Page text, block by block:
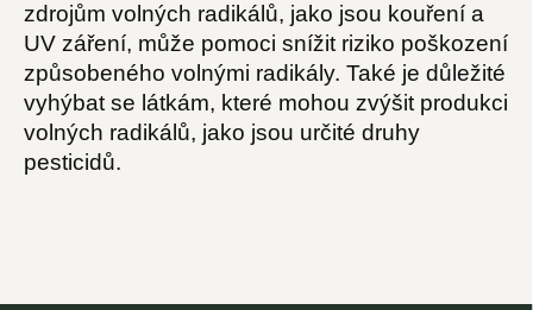
zdrojům volných radikálů, jako jsou kouření a
UV záření, může pomoci snížit riziko poškození
způsobeného volnými radikály. Také je důležité
vyhýbat se látkám, které mohou zvýšit produkci
volných radikálů, jako jsou určité druhy
pesticidů.